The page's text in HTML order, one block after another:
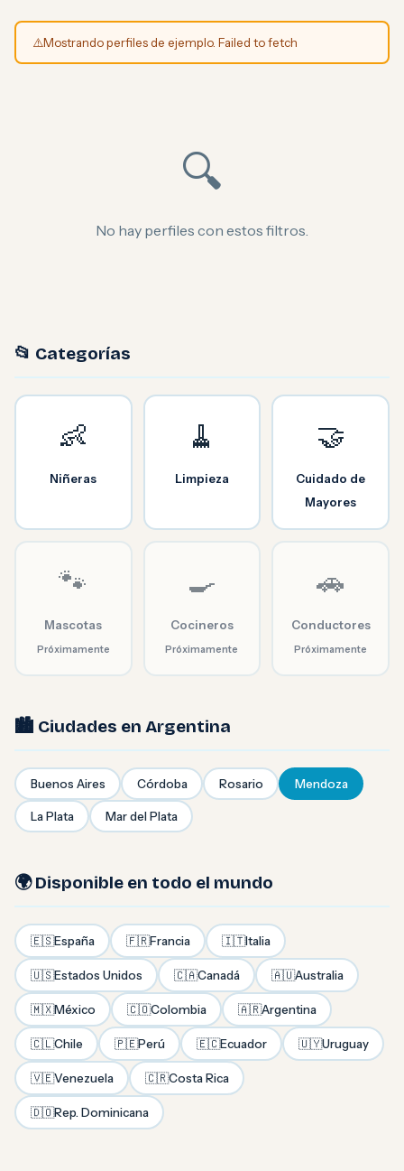
⚠️Mostrando perfiles de ejemplo. Failed to fetch
🔍
No hay perfiles con estos filtros.
📂 Categorías
👶
Niñeras
🧹
Limpieza
🤝
Cuidado de
Mayores
🐾
Mascotas
Próximamente
🍳
Cocineros
Próximamente
🚗
Conductores
Próximamente
🏙️ Ciudades en Argentina
Buenos Aires Córdoba Rosario Mendoza
La Plata Mar del Plata
🌍 Disponible en todo el mundo
🇪🇸España 🇫🇷Francia 🇮🇹Italia
🇺🇸Estados Unidos 🇨🇦Canadá 🇦🇺Australia
🇲🇽México 🇨🇴Colombia 🇦🇷Argentina
🇨🇱Chile 🇵🇪Perú 🇪🇨Ecuador 🇺🇾Uruguay
🇻🇪Venezuela 🇨🇷Costa Rica
🇩🇴Rep. Dominicana